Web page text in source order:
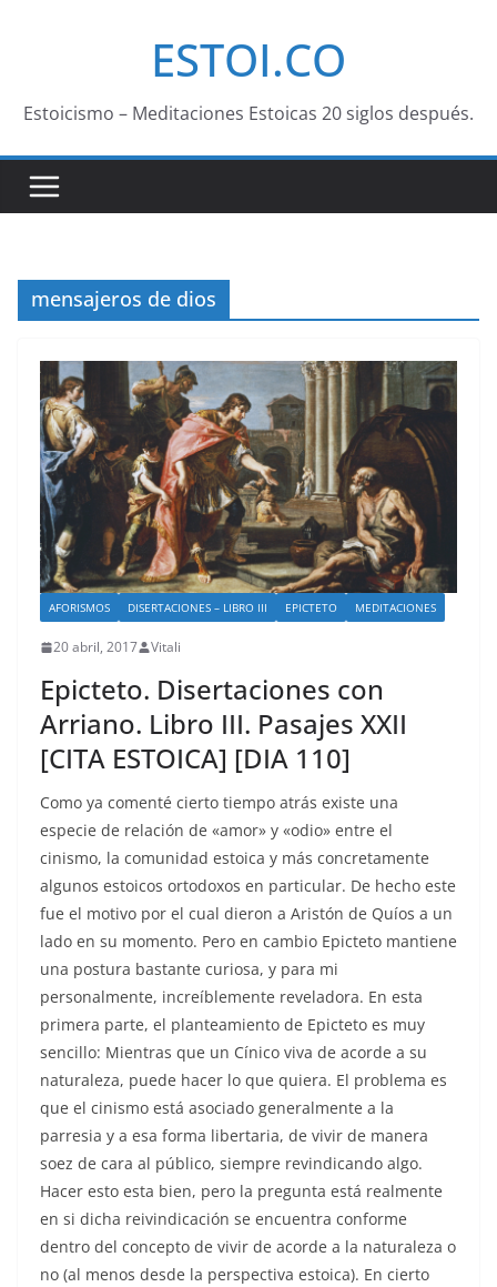
ESTOI.CO
Estoicismo – Meditaciones Estoicas 20 siglos después.
mensajeros de dios
AFORISMOS DISERTACIONES – LIBRO III EPICTETO MEDITACIONES
20 abril, 2017 Vitali
Epicteto. Disertaciones con
Arriano. Libro III. Pasajes XXII
[CITA ESTOICA] [DIA 110]
Como ya comenté cierto tiempo atrás existe una
especie de relación de «amor» y «odio» entre el
cinismo, la comunidad estoica y más concretamente
algunos estoicos ortodoxos en particular. De hecho este
fue el motivo por el cual dieron a Aristón de Quíos a un
lado en su momento. Pero en cambio Epicteto mantiene
una postura bastante curiosa, y para mi
personalmente, increíblemente reveladora. En esta
primera parte, el planteamiento de Epicteto es muy
sencillo: Mientras que un Cínico viva de acorde a su
naturaleza, puede hacer lo que quiera. El problema es
que el cinismo está asociado generalmente a la
parresia y a esa forma libertaria, de vivir de manera
soez de cara al público, siempre revindicando algo.
Hacer esto esta bien, pero la pregunta está realmente
en si dicha reivindicación se encuentra conforme
dentro del concepto de vivir de acorde a la naturaleza o
no (al menos desde la perspectiva estoica). En cierto